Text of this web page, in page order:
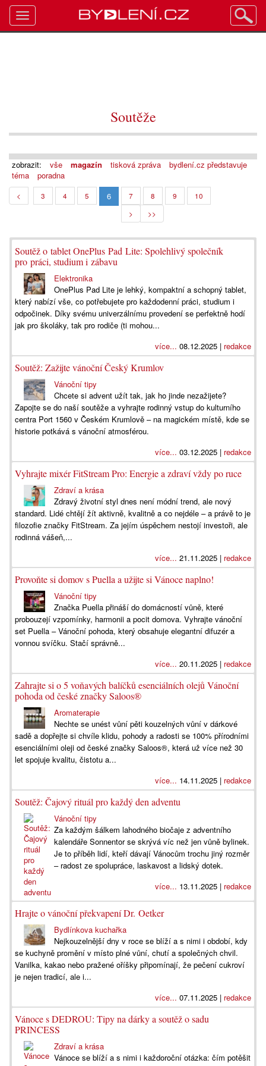
Soutěže
zobrazit: vše magazín tisková zpráva
bydlení.cz představuje
téma
poradna
< 3 4 5 6 7 8 9
10
>
>>
Soutěž o tablet OnePlus Pad Lite: Spolehlivý společník
pro práci, studium i zábavu
Elektronika
OnePlus Pad Lite je lehký, kompaktní a schopný tablet,
který nabízí vše, co potřebujete pro každodenní práci, studium i
odpočinek. Díky svému univerzálnímu provedení se perfektně hodí
jak pro školáky, tak pro rodiče (ti mohou...
více... 08.12.2025 | redakce
Soutěž: Zažijte vánoční Český Krumlov
Vánoční tipy
Chcete si advent užít tak, jak ho jinde nezažijete?
Zapojte se do naší soutěže a vyhrajte rodinný vstup do kulturního
centra Port 1560 v Českém Krumlově – na magickém místě, kde se
historie potkává s vánoční atmosférou.
více... 03.12.2025 | redakce
Vyhrajte mixér FitStream Pro: Energie a zdraví vždy po ruce
Zdraví a krása
Zdravý životní styl dnes není módní trend, ale nový
standard. Lidé chtějí žít aktivně, kvalitně a co nejdéle – a právě to je
filozofie značky FitStream. Za jejím úspěchem nestojí investoři, ale
rodinná vášeň,...
více... 21.11.2025 | redakce
Provoňte si domov s Puella a užijte si Vánoce naplno!
Vánoční tipy
Značka Puella přináší do domácností vůně, které
probouzejí vzpomínky, harmonii a pocit domova. Vyhrajte vánoční
set Puella – Vánoční pohoda, který obsahuje elegantní difuzér a
vonnou svíčku. Stačí správně...
více... 20.11.2025 | redakce
Zahrajte si o 5 voňavých balíčků esenciálních olejů Vánoční
pohoda od české značky Saloos®
Aromaterapie
Nechte se unést vůní pěti kouzelných vůní v dárkové
sadě a dopřejte si chvíle klidu, pohody a radosti se 100% přírodními
esenciálními oleji od české značky Saloos®, která už více než 30
let spojuje kvalitu, čistotu a...
více... 14.11.2025 | redakce
Soutěž: Čajový rituál pro každý den adventu
Vánoční tipy
Za každým šálkem lahodného biočaje z adventního
kalendáře Sonnentor se skrývá víc než jen vůně bylinek.
Je to příběh lidí, kteří dávají Vánocům trochu jiný rozměr
– radost ze spolupráce, laskavost a lidský dotek.
více... 13.11.2025 | redakce
Hrajte o vánoční překvapení Dr. Oetker
Bydlínkova kuchařka
Nejkouzelnější dny v roce se blíží a s nimi i období, kdy
se kuchyně promění v místo plné vůní, chutí a společných chvil.
Vanilka, kakao nebo pražené oříšky připomínají, že pečení cukroví
je nejen tradicí, ale i...
více... 07.11.2025 | redakce
Vánoce s DEDROU: Tipy na dárky a soutěž o sadu
PRINCESS
Zdraví a krása
Vánoce se blíží a s nimi i každoroční otázka: čím potěšit
Toggle
navigation